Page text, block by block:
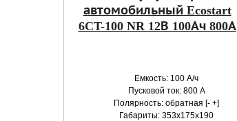
автомобильный Ecostart
6CT-100 NR 12В 100Ач 800А
Емкость: 100 А/ч
Пусковой ток: 800 А
Полярность: обратная [- +]
Габариты: 353x175x190